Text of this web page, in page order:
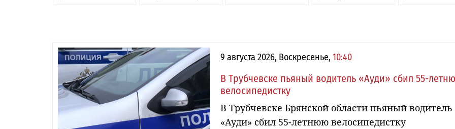
9 августа 2026, Воскресенье, 10:40
В Трубчевске пьяный водитель «Ауди» сбил 55-
велосипедистку
В Трубчевске Брянской области пьяный водитель
«Ауди» сбил 55-летнюю велосипедистку